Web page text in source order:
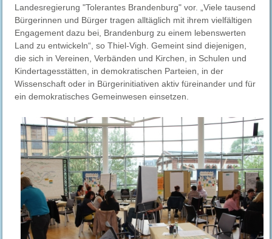
Landesregierung "Tolerantes Brandenburg" vor. „Viele tausend
Bürgerinnen und Bürger tragen alltäglich mit ihrem vielfältigen
Engagement dazu bei, Brandenburg zu einem lebenswerten
Land zu entwickeln“, so Thiel-Vigh. Gemeint sind diejenigen,
die sich in Vereinen, Verbänden und Kirchen, in Schulen und
Kindertagesstätten, in demokratischen Parteien, in der
Wissenschaft oder in Bürgerinitiativen aktiv füreinander und für
ein demokratisches Gemeinwesen einsetzen.